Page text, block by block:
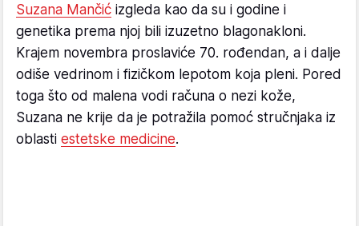
Suzana Mančić izgleda kao da su i godine i
genetika prema njoj bili izuzetno blagonakloni.
Krajem novembra proslaviće 70. rođendan, a i dalje
odiše vedrinom i fizičkom lepotom koja pleni. Pored
toga što od malena vodi računa o nezi kože,
Suzana ne krije da je potražila pomoć stručnjaka iz
oblasti estetske medicine.